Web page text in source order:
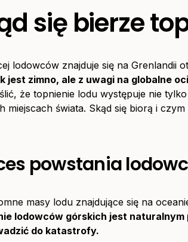
się bierze
lodowców znajduje się na Grenlandii
jest zimno, ale z uwagi na globalne
że topnienie lodu występuje nie
miejscach świata. Skąd się biorą i czym
powstania
masy lodu znajdujące się na
lodowców górskich jest naturalnym
do katastrofy.